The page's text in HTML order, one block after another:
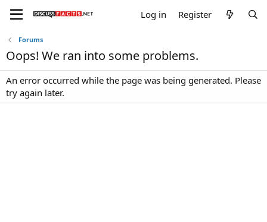
Log in Register
Forums
Oops! We ran into some problems.
An error occurred while the page was being generated. Please
try again later.